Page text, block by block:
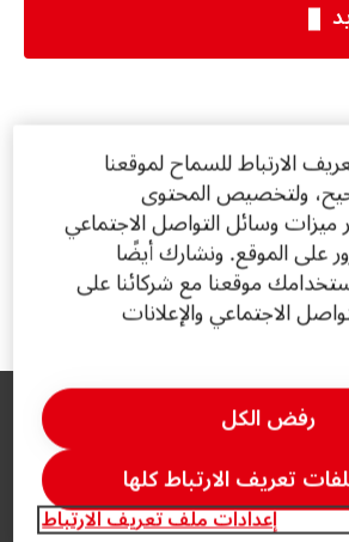
الارتباط للسماح لموقعنا
ولتخصيص المحتوى
ميزات وسائل التواصل الاجتماعي
على الموقع. ونشارك أيضًا
موقعنا مع شركائنا على
الاجتماعي والإعلانات
إعدادات ملف تعريف الارتباط
رفض الكل
تعريف الارتباط كلها